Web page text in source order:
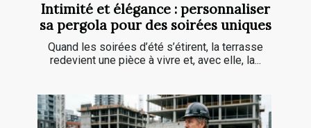
Intimité et élégance : personnaliser
sa pergola pour des soirées uniques
Quand les soirées d’été s’étirent, la terrasse
redevient une pièce à vivre et, avec elle, la...